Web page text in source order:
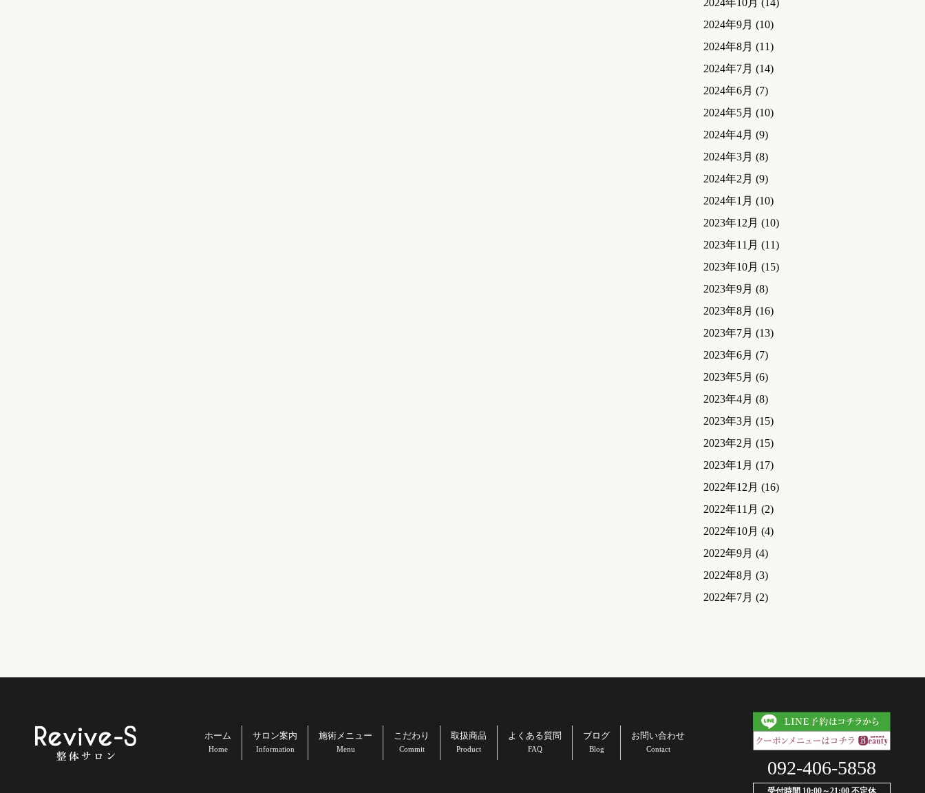
2024年10月 (14)
2024年9月 (10)
2024年8月 (11)
2024年7月 (14)
2024年6月 (7)
2024年5月 (10)
2024年4月 (9)
2024年3月 (8)
2024年2月 (9)
2024年1月 (10)
2023年12月 (10)
2023年11月 (11)
2023年10月 (15)
2023年9月 (8)
2023年8月 (16)
2023年7月 (13)
2023年6月 (7)
2023年5月 (6)
2023年4月 (8)
2023年3月 (15)
2023年2月 (15)
2023年1月 (17)
2022年12月 (16)
2022年11月 (2)
2022年10月 (4)
2022年9月 (4)
2022年8月 (3)
2022年7月 (2)
ホーム
Home
サロン案内
Information
施術メニュー
Menu
こだわり
Commit
取扱商品
Product
よくある質問
FAQ
ブログ
Blog
お問い合わせ
Contact
092-406-5858
受付時間 10:00～21:00 不定休